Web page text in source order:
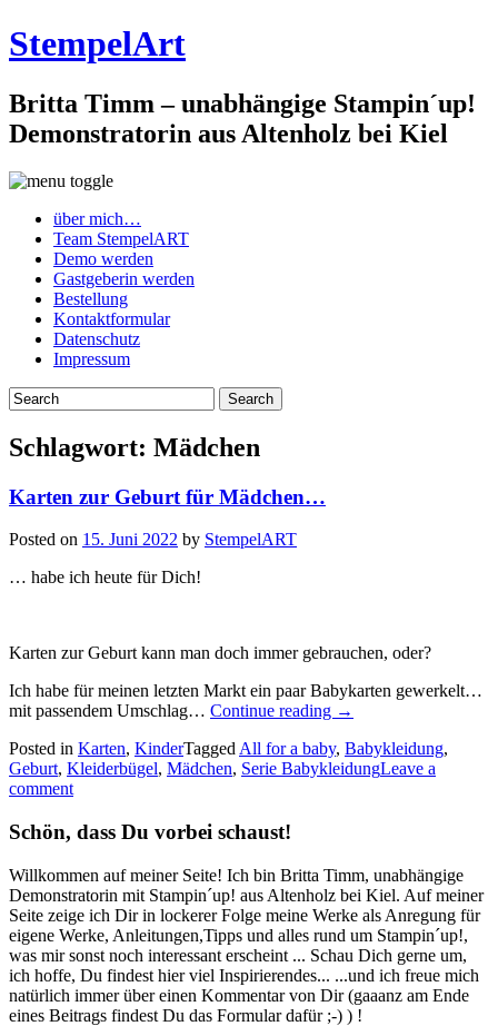
StempelArt
Britta Timm – unabhängige Stampin´up!
Demonstratorin aus Altenholz bei Kiel
über mich…
Team StempelART
Demo werden
Gastgeberin werden
Bestellung
Kontaktformular
Datenschutz
Impressum
Schlagwort: Mädchen
Karten zur Geburt für Mädchen…
Posted on 15. Juni 2022 by StempelART
… habe ich heute für Dich!
Karten zur Geburt kann man doch immer gebrauchen, oder?
Ich habe für meinen letzten Markt ein paar Babykarten gewerkelt…
mit passendem Umschlag… Continue reading „Karten
Geburt
für
→
Posted in Karten, KinderTagged All for a baby, Babykleidung,
Geburt, Kleiderbügel, Mädchen, Serie BabykleidungLeave a
comment
Schön, dass Du vorbei schaust!
Willkommen auf meiner Seite! Ich bin Britta Timm, unabhängige
Demonstratorin mit Stampin´up! aus Altenholz bei Kiel. Auf meiner
Seite zeige ich Dir in lockerer Folge meine Werke als Anregung für
eigene Werke, Anleitungen,Tipps und alles rund um Stampin´up!,
was mir sonst noch interessant erscheint ... Schau Dich gerne um,
ich hoffe, Du findest hier viel Inspirierendes... ...und ich freue mich
natürlich immer über einen Kommentar von Dir (gaaanz am Ende
eines Beitrags findest Du das Formular dafür ;-) ) !